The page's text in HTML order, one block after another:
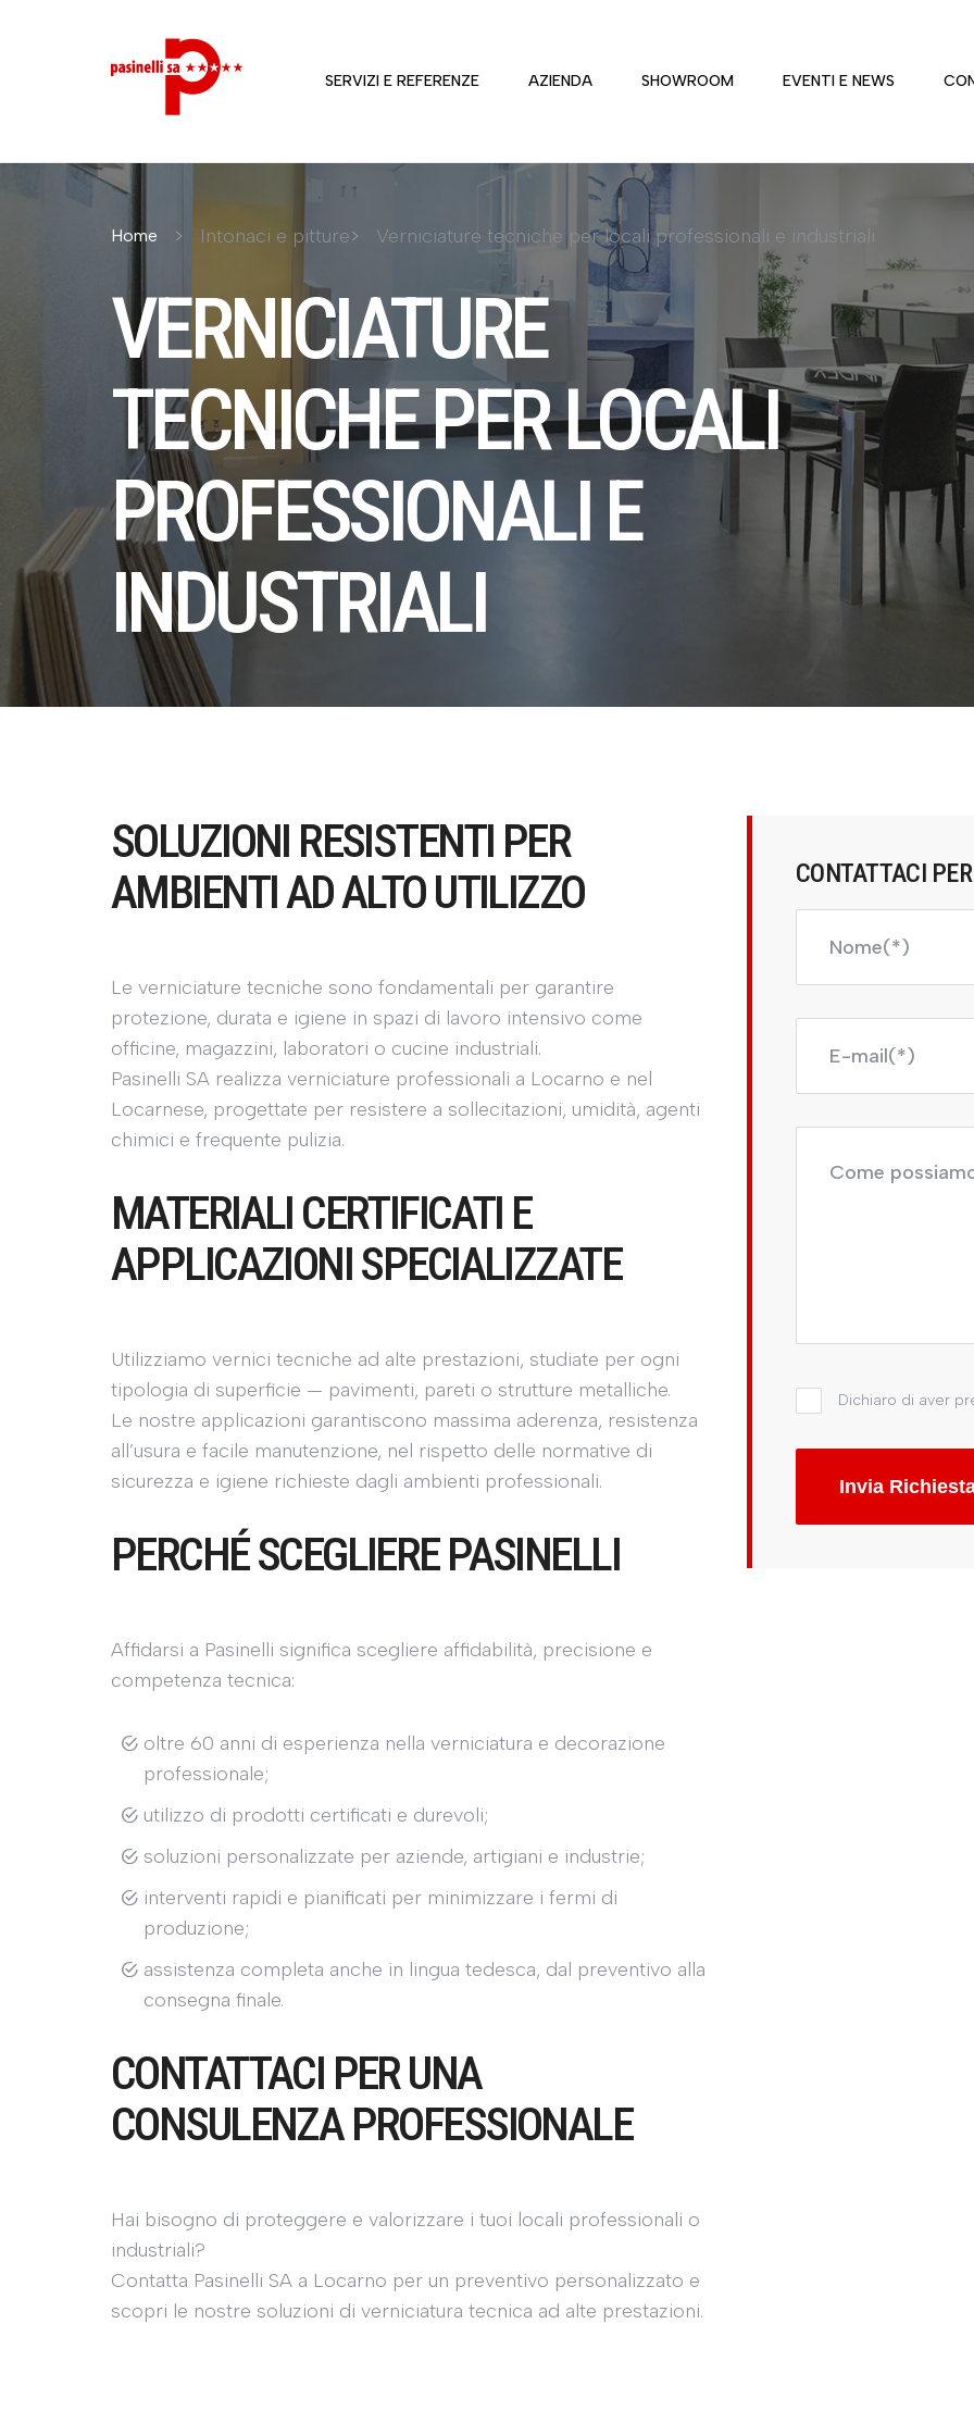
SERVIZI E REFERENZE AZIENDA SHOWROOM EVENTI E NEWS
Home Intonaci e pitture Verniciature tecniche per locali professionali e industriali
VERNICIATURE
TECNICHE PER LOCALI
PROFESSIONALI E
INDUSTRIALI
SOLUZIONI RESISTENTI PER
AMBIENTI AD ALTO UTILIZZO
Le verniciature tecniche sono fondamentali per garantire
protezione, durata e igiene in spazi di lavoro intensivo come
officine, magazzini, laboratori o cucine industriali.
Pasinelli SA realizza verniciature professionali a Locarno e nel
Locarnese, progettate per resistere a sollecitazioni, umidità, agenti
chimici e frequente pulizia.
MATERIALI CERTIFICATI E
APPLICAZIONI SPECIALIZZATE
Utilizziamo vernici tecniche ad alte prestazioni, studiate per ogni
tipologia di superficie — pavimenti, pareti o strutture metalliche.
Le nostre applicazioni garantiscono massima aderenza, resistenza
all’usura e facile manutenzione, nel rispetto delle normative di
sicurezza e igiene richieste dagli ambienti professionali.
PERCHÉ SCEGLIERE PASINELLI
Affidarsi a Pasinelli significa scegliere affidabilità, precisione e
competenza tecnica:
oltre 60 anni di esperienza nella verniciatura e decorazione
professionale;
utilizzo di prodotti certificati e durevoli;
soluzioni personalizzate per aziende, artigiani e industrie;
interventi rapidi e pianificati per minimizzare i fermi di
produzione;
assistenza completa anche in lingua tedesca, dal preventivo alla
consegna finale.
CONTATTACI PER UNA
CONSULENZA PROFESSIONALE
Hai bisogno di proteggere e valorizzare i tuoi locali professionali o
industriali?
Contatta Pasinelli SA a Locarno per un preventivo personalizzato e
scopri le nostre soluzioni di verniciatura tecnica ad alte prestazioni.
CONTATTACI
Dichiaro di aver
Invia